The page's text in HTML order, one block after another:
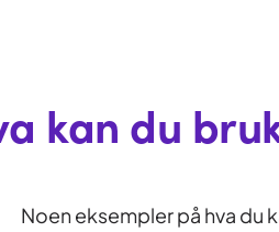
kan du
Noen eksempler på hva du